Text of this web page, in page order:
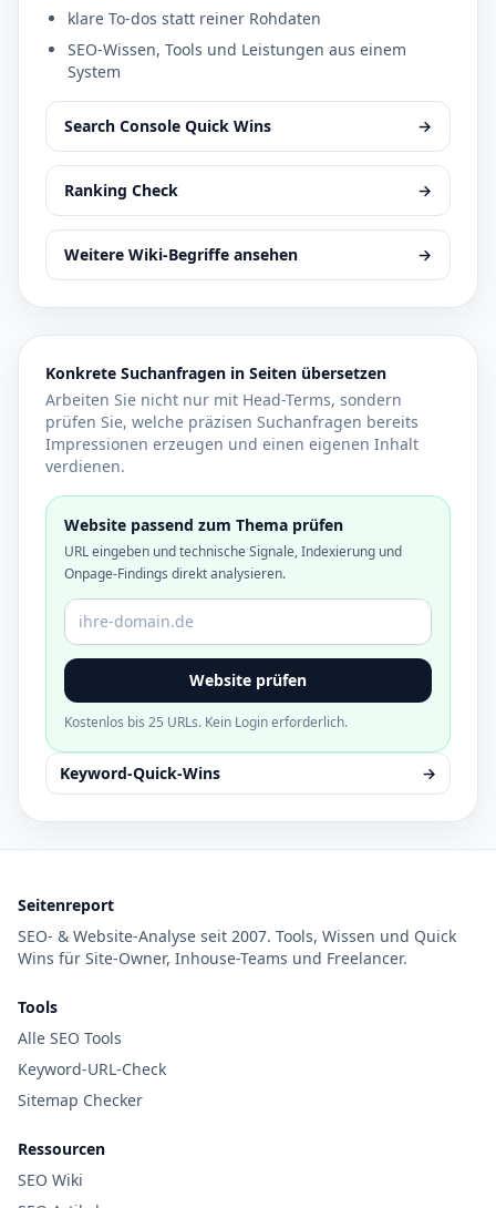
klare To-dos statt reiner Rohdaten
SEO-Wissen, Tools und Leistungen aus einem
System
Search Console Quick Wins →
Ranking Check →
Weitere Wiki-Begriffe ansehen →
Konkrete Suchanfragen in Seiten übersetzen
Arbeiten Sie nicht nur mit Head-Terms, sondern
prüfen Sie, welche präzisen Suchanfragen bereits
Impressionen erzeugen und einen eigenen Inhalt
verdienen.
Website passend zum Thema prüfen
URL eingeben und technische Signale, Indexierung und
Onpage-Findings direkt analysieren.
Domain oder URL
Website prüfen
Kostenlos bis 25 URLs. Kein Login erforderlich.
Keyword-Quick-Wins →
Seitenreport
SEO- & Website-Analyse seit 2007. Tools, Wissen und Quick
Wins für Site-Owner, Inhouse-Teams und Freelancer.
Tools
Alle SEO Tools
Keyword-URL-Check
Sitemap Checker
Ressourcen
SEO Wiki